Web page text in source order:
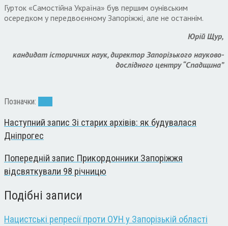
Гурток «Самостійна Україна» був першим оунівським
осередком у передвоєнному Запоріжжі, але не останнім.
Юрій Щур,
кандидат історичних наук, директор Запорізького науково-
дослідного центру “Спадщина”
Позначки:
Наступний запис Зі старих архівів: як будувалася
Дніпрогес
Попередній запис Прикордонники Запоріжжя
відсвяткували 98 річницю
Подібні записи
Нацистські репресії проти ОУН у Запорізькій області